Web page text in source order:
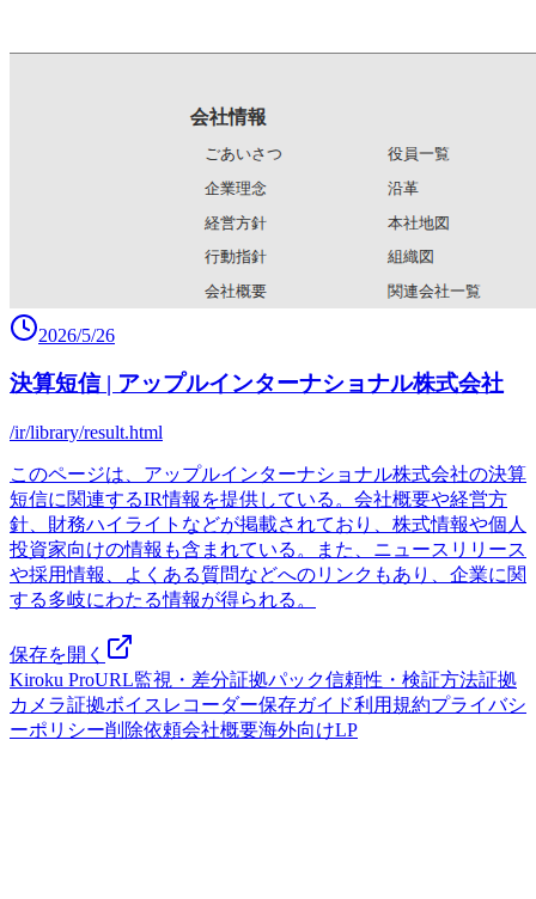
2026/5/26
決算短信 | アップルインターナショナル株式会社
/ir/library/result.html
このページは、アップルインターナショナル株式会社の決算
短信に関連するIR情報を提供している。会社概要や経営方
針、財務ハイライトなどが掲載されており、株式情報や個人
投資家向けの情報も含まれている。また、ニュースリリース
や採用情報、よくある質問などへのリンクもあり、企業に関
する多岐にわたる情報が得られる。
保存を開く
Kiroku ProURL監視・差分証拠パック信頼性・検証方法証拠
カメラ証拠ボイスレコーダー保存ガイド利用規約プライバシ
ーポリシー削除依頼会社概要海外向けLP